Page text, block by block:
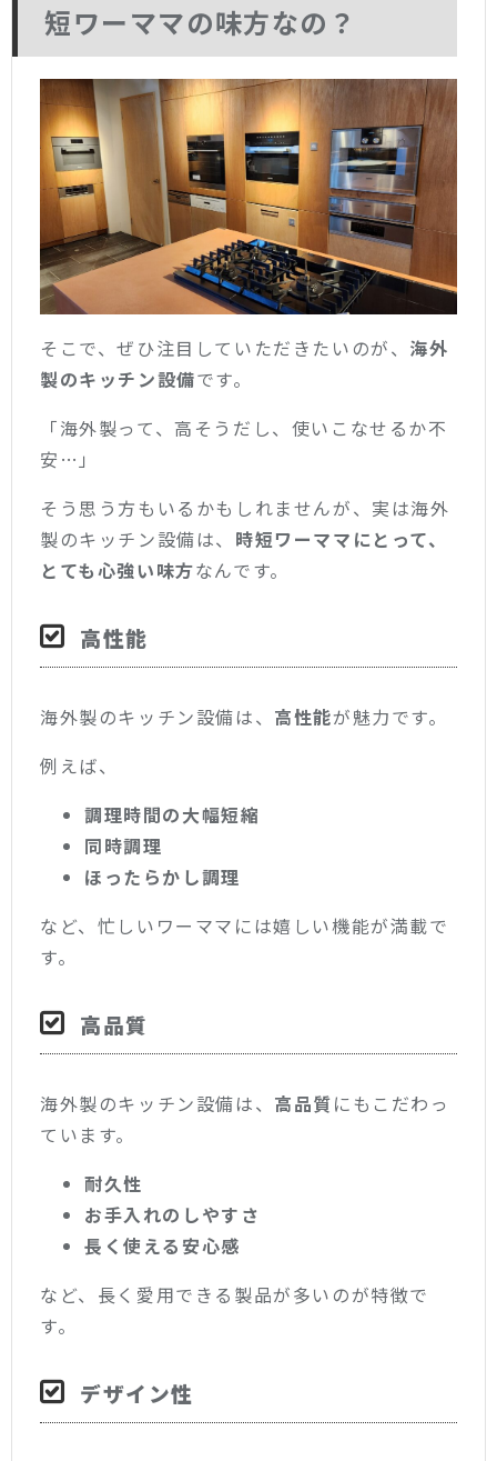
短ワーママの味方なの？
そこで、ぜひ注目していただきたいのが、 海外
製のキッチン設備です。
「海外製って、高そうだし、使いこなせるか不
安…」
そう思う方もいるかもしれませんが、実は海外
製のキッチン設備は、 時短ワーママにとって、
とても心強い味方なんです。
高性能
海外製のキッチン設備は、 高性能が魅力です。
例えば、
調理時間の大幅短縮
同時調理
ほったらかし調理
など、忙しいワーママには嬉しい機能が満載で
す。
高品質
海外製のキッチン設備は、 高品質にもこだわっ
ています。
耐久性
お手入れのしやすさ
長く使える安心感
など、長く愛用できる製品が多いのが特徴で
す。
デザイン性